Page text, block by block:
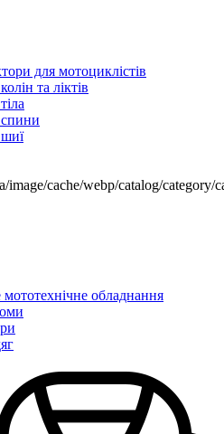
для мотоциклістів
та ліктів
image/cache/webp/catalog/category/
мототехнічне обладнання